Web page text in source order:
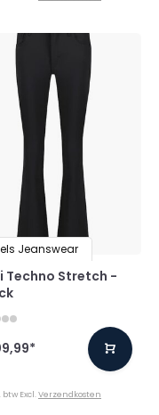
Jeanswear
Techno Stretch -
*
Excl. Verzendkosten